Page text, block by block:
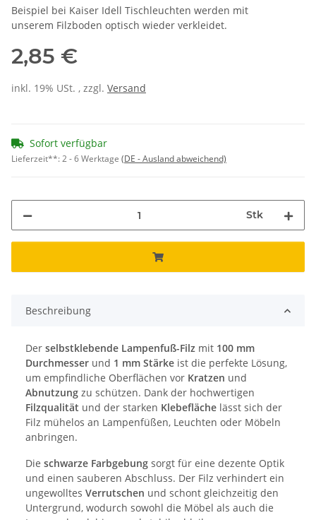
Beispiel bei Kaiser Idell Tischleuchten werden mit
unserem Filzboden optisch wieder verkleidet.
2,85 €
inkl. 19% USt. , zzgl. Versand
Sofort verfügbar
Lieferzeit**:2 - 6 Werktage (DE - Ausland abweichend)
Stk
Beschreibung
Der selbstklebende Lampenfuß-Filz mit 100 mm
Durchmesser und 1 mm Stärke ist die perfekte Lösung,
um empfindliche Oberflächen vor Kratzen und
Abnutzung zu schützen. Dank der hochwertigen
Filzqualität und der starken Klebefläche lässt sich der
Filz mühelos an Lampenfüßen, Leuchten oder Möbeln
anbringen.
Die schwarze Farbgebung sorgt für eine dezente Optik
und einen sauberen Abschluss. Der Filz verhindert ein
ungewolltes Verrutschen und schont gleichzeitig den
Untergrund, wodurch sowohl die Möbel als auch die